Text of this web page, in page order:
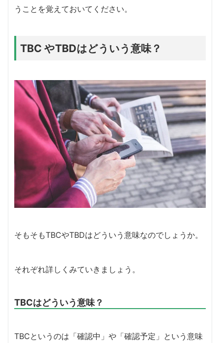
うことを覚えておいてください。
TBC やTBDはどういう意味？
そもそもTBCやTBDはどういう意味なのでしょうか。
それぞれ詳しくみていきましょう。
TBCはどういう意味？
TBCというのは「確認中」や「確認予定」という意味